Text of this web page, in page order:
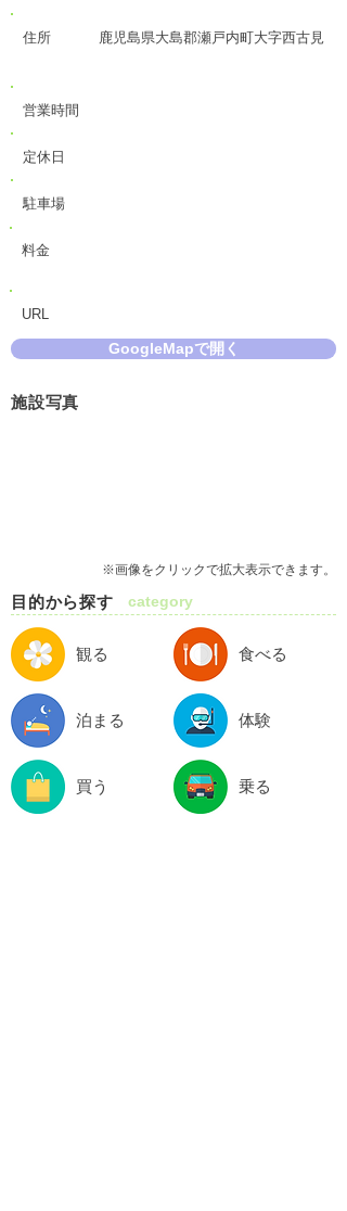
住所 鹿児島県大島郡瀬戸内町大字西古見
営業時間
定休日
駐車場
料金
URL
GoogleMapで開く
施設写真
※画像をクリックで拡大表示できます。
目的から探す category
観る 食べる
泊まる 体験
買う 乗る